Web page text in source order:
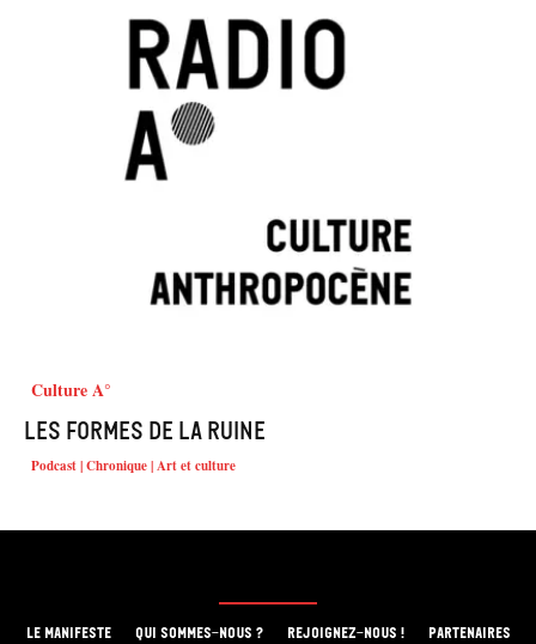
Culture A°
Les formes de la ruine
Podcast | Chronique | Art et culture
LE MANIFESTE QUI SOMMES-NOUS ? REJOIGNEZ-NOUS ! PARTENAIRES